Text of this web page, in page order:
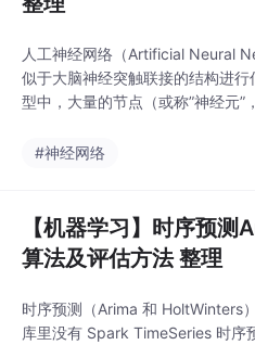
人工神经网络（Artificial Neural
似于大脑神经突触联接的结构进
型中，大量的节点（或称”神经元”
进行训练，训练的过程就是网络
#神经网络
【机器学习】时序预
算法及评估方法 整理
时序预测（Arima 和 HoltWinters
库里没有 Spark TimeSeries 时序